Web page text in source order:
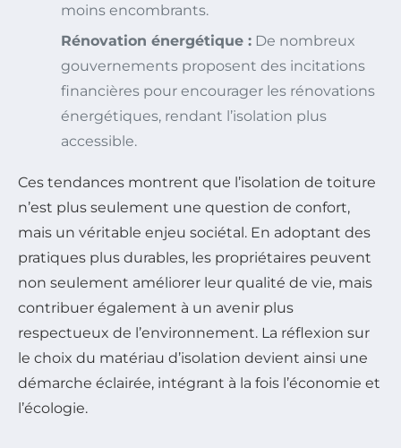
moins encombrants.
Rénovation énergétique : De nombreux
gouvernements proposent des incitations
financières pour encourager les rénovations
énergétiques, rendant l’isolation plus
accessible.
Ces tendances montrent que l’isolation de toiture
n’est plus seulement une question de confort,
mais un véritable enjeu sociétal. En adoptant des
pratiques plus durables, les propriétaires peuvent
non seulement améliorer leur qualité de vie, mais
contribuer également à un avenir plus
respectueux de l’environnement. La réflexion sur
le choix du matériau d’isolation devient ainsi une
démarche éclairée, intégrant à la fois l’économie et
l’écologie.